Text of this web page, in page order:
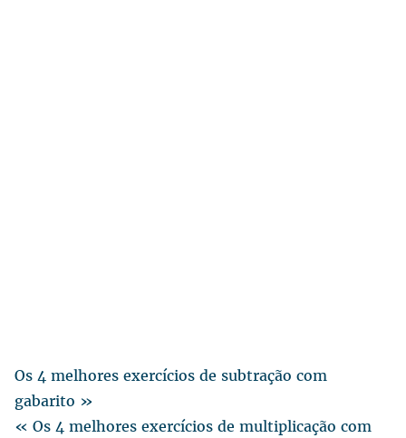
Os 4 melhores exercícios de subtração com
gabarito »
« Os 4 melhores exercícios de multiplicação com